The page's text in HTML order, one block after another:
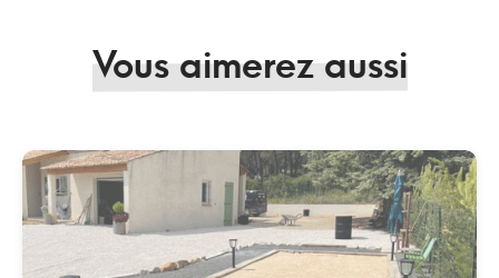
Vous aimerez aussi